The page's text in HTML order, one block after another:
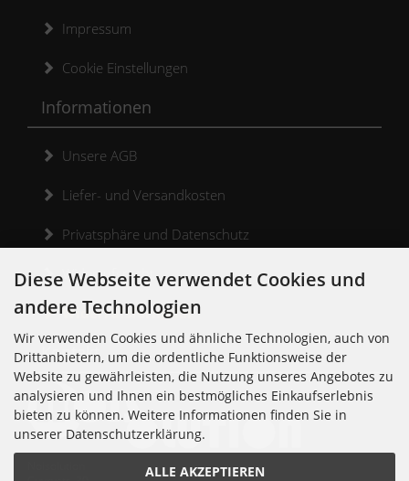
Impressum
Cookie Einstellungen
Informationen
Unsere AGB
Liefer- und Versandkosten
Privatsphäre und Datenschutz
Widerrufsrecht
Widerrufsformular
Kontakt
Diese Webseite verwendet Cookies und
andere Technologien
Wir verwenden Cookies und ähnliche Technologien, auch von
Drittanbietern, um die ordentliche Funktionsweise der
Website zu gewährleisten, die Nutzung unseres Angebotes zu
analysieren und Ihnen ein bestmögliches Einkaufserlebnis
bieten zu können. Weitere Informationen finden Sie in
unserer Datenschutzerklärung.
ALLE AKZEPTIEREN